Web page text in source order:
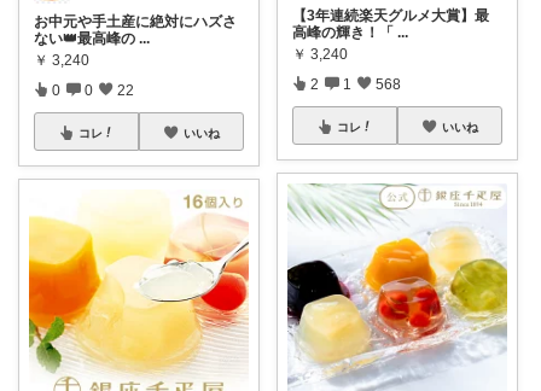
お中元や手土産に絶対にハズさ
ない👑最高峰の ...
￥ 3,240
0 0 22
コレ いいね
【3年連続楽天グルメ大賞】最
高峰の輝き！「 ...
￥ 3,240
2 1 568
コレ いいね